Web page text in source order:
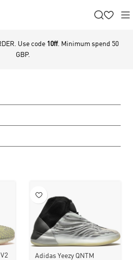
Use code 10ff. Minimum spend 50
GBP.
Adidas Yeezy QNTM